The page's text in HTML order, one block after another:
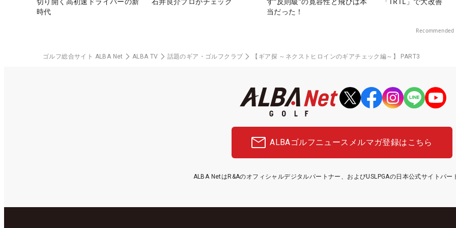
時代
当だった！
Recommended
ゴルフ総合サイト ALBA Net ALBA TV 話題のギア・ゴルフクラブ 【ギア探 ～ネクストヒロインのギアチェック編～】 PART3
ALBAゴルフニュース メルマガ登録はこちら
ALBA NetはR&Aのオフィシャルデジタルパートナー、およびUSLPGAの日本公式サイトパー